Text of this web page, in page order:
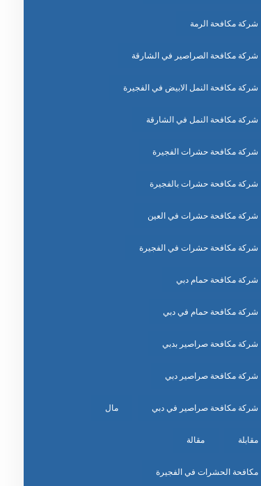
شركة مكافحة الرمة
شركة مكافحة الصراصير في الشارقة
شركة مكافحة النمل الابيض في الفجيرة
شركة مكافحة النمل في الشارقة
شركة مكافحة حشرات الفجيرة
شركة مكافحة حشرات بالفجيرة
شركة مكافحة حشرات في العين
شركة مكافحة حشرات في الفجيرة
شركة مكافحة حمام دبي
شركة مكافحة حمام في دبي
شركة مكافحة صراصير بدبي
شركة مكافحة صراصير دبي
شركة مكافحة صراصير في دبي مال
مقابلة مقالة
مكافحة الحشرات في الفجيرة